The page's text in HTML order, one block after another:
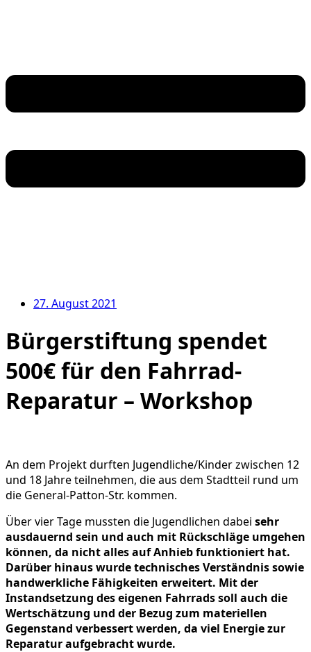
27. August 2021
Bürgerstiftung spendet
500€ für den Fahrrad-
Reparatur – Workshop
An dem Projekt durften Jugendliche/Kinder zwischen 12
und 18 Jahre teilnehmen, die aus dem Stadtteil rund um
die General-Patton-Str. kommen.
Über vier Tage mussten die Jugendlichen dabei sehr
ausdauernd sein und auch mit Rückschläge umgehen
können, da nicht alles auf Anhieb funktioniert hat.
Darüber hinaus wurde technisches Verständnis sowie
handwerkliche Fähigkeiten erweitert. Mit der
Instandsetzung des eigenen Fahrrads soll auch die
Wertschätzung und der Bezug zum materiellen
Gegenstand verbessert werden, da viel Energie zur
Reparatur aufgebracht wurde.